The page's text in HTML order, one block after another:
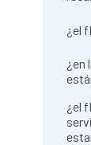
¿el
¿en
¿el